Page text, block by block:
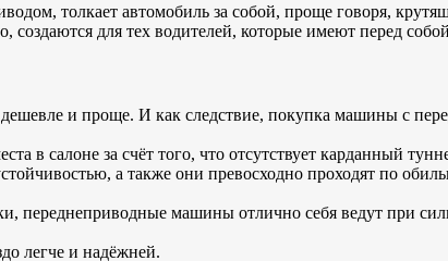
толкает автомобиль за собой, проще говоря,
создаются для тех водителей, которые имеют перед
и проще. И как следствие, покупка машины с
салоне за счёт того, что отсутствует карданный
а также они превосходно проходят по
переднеприводные машины отлично себя ведут при
легче и надёжней.